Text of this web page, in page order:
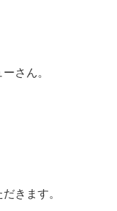
さん。
きます。